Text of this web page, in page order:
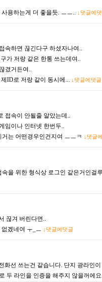
용하는게 더 좋을듯. ㅡㅡ.. ↓댓글에
속하면 끊긴다구 하셨자나여..
가 저랑 같은 한통 쓰는데여..
겼거든여..
ID로 저랑 같이 동시에... ↓댓글에댓글
접속이 안될줄 알았는데..
임이나 인터넷 한번두..
는 어떤경우인건지여 ㅡㅡㅋ ↓댓글
을 위한 형식상 로그인 같은거인걸
끊겨 버린다면..
겠네여 ㅜ_ㅡ ↓댓글에댓글
화선 쓰는건 같습니다. 단지 광라인
두 라인을 인증을 해주지 않을꺼에요.